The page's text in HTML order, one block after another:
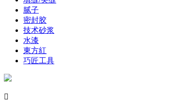
腻子
密封胶
技术砂浆
水漆
東方紅
巧匠工具
